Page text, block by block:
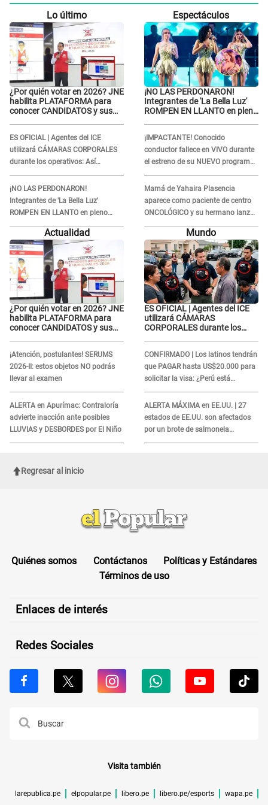
Lo último
¿Por quién votar en 2026? JNE
habilita PLATAFORMA para
conocer CANDIDATOS y sus
ES OFICIAL | Agentes del ICE
utilizará CÁMARAS CORPORALES
durante los operativos: Así
afectará a inmigrantes
¡NO LAS PERDONARON!
Integrantes de 'La Bella Luz'
ROMPEN EN LLANTO en pleno
concierto y reciben FUERTES
CRÍTICAS: “La víctima ...”
Espectáculos
¡NO LAS PERDONARON!
Integrantes de 'La Bella Luz'
ROMPEN EN LLANTO en pleno
¡IMPACTANTE! Conocido
conductor fallece en VIVO durante
el estreno de su NUEVO programa:
así fueron sus últimos segundos al
aire
Mamá de Yahaira Plasencia
aparece como paciente de centro
ONCOLÓGICO y su hermano lanza
DESGARRADOR mensaje: "Hoy fue
Actualidad
¿Por quién votar en 2026? JNE
habilita PLATAFORMA para
conocer CANDIDATOS y sus
¡Atención, postulantes! SERUMS
2026-II: estos objetos NO podrás
llevar al examen
ALERTA en Apurímac: Contraloría
advierte inacción ante posibles
LLUVIAS y DESBORDES por El Niño
Mundo
ES OFICIAL | Agentes del ICE
utilizará CÁMARAS
CORPORALES durante los
CONFIRMADO | Los latinos tendrán
que PAGAR hasta US$20.000 para
solicitar la visa: ¿Perú está
incluido?
ALERTA MÁXIMA en EE.UU. | 27
estados de EE.UU. son afectados
por un brote de salmonela
relacionado a un producto MUY
Regresar al inicio
Quiénes somos Contáctanos
Políticas y Estándares
Términos de uso
Enlaces de interés
Redes Sociales
Visita también
larepublica.pe elpopular.pe libero.pe libero.pe/esports wapa.pe